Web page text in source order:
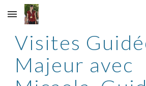
Skip to main content
Visites
Majeur avec